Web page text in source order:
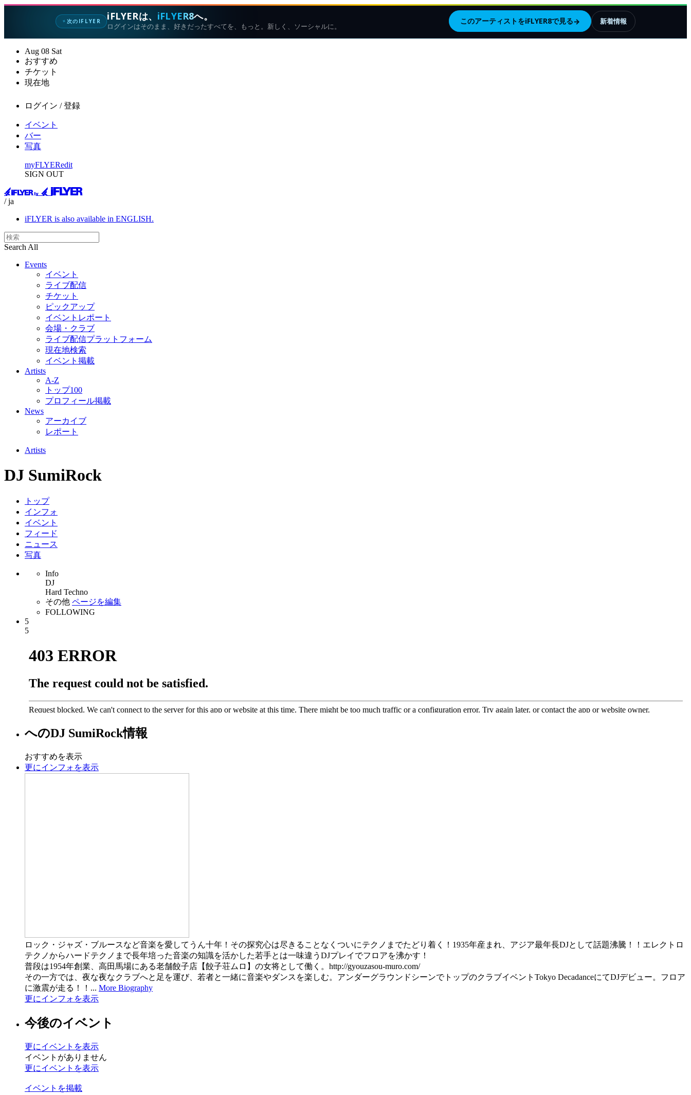
✦次のIFLYER iFLYERは、 iFLYER8へ。
ログインはそのまま、好きだったすべてを、もっと。新しく、ソーシャルに。
このアーティストをiFLYER8で見る→ 新着情報
Aug 08 Sat
おすすめ
チケット
現在地
ログイン / 登録
イベント
バー
写真
myFLYERedit
SIGN OUT
/ ja
iFLYER is also available in ENGLISH.
Search All
Events
イベント
ライブ配信
チケット
ピックアップ
イベントレポート
会場・クラブ
ライブ配信プラットフォーム
現在地検索
イベント掲載
Artists
A-Z
トップ100
プロフィール掲載
News
アーカイブ
レポート
Artists
DJ SumiRock
トップ
インフォ
イベント
フィード
ニュース
写真
Info
DJ
Hard Techno
その他 ページを編集
FOLLOWING
5
5
へのDJ SumiRock情報
おすすめを表示
更にインフォを表示
ロック・ジャズ・ブルースなど音楽を愛してうん十年！その探究心は尽きることなくついにテクノまでたどり着く！1935年産まれ、アジア最年長DJとして話題沸騰！！エレクトロ
テクノからハードテクノまで長年培った音楽の知識を活かした若手とは一味違うDJプレイでフロアを沸かす！
普段は1954年創業、高田馬場にある老舗餃子店【餃子荘ムロ】の女将として働く。http://gyouzasou-muro.com/
その一方では、夜な夜なクラブへと足を運び、若者と一緒に音楽やダンスを楽しむ。アンダーグラウンドシーンでトップのクラブイベントTokyo DecadanceにてDJデビュー。フロア
に激震が走る！！... More Biography
更にインフォを表示
今後のイベント
更にイベントを表示
イベントがありません
更にイベントを表示
イベントを掲載